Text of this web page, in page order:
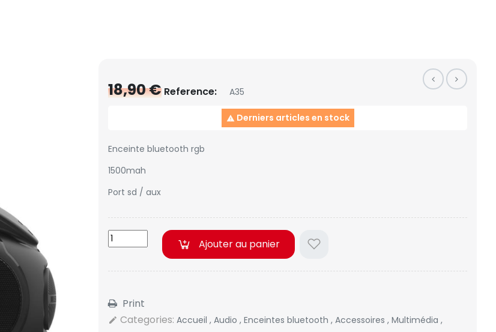
18,90 € Reference: A35
 Derniers articles en stock
Enceinte bluetooth rgb
1500mah
Port sd / aux
Ajouter au panier
Print
edit Categories: Accueil , Audio , Enceintes bluetooth , Accessoires , Multimédia ,